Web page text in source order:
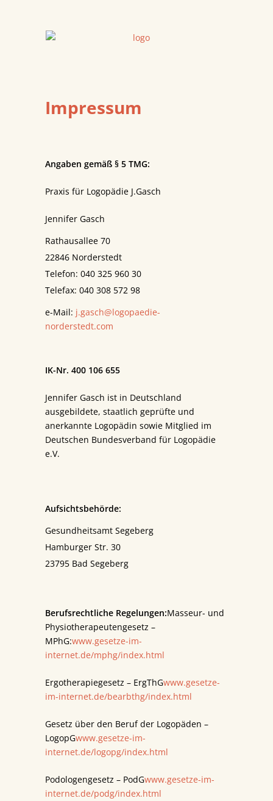
Impressum
Angaben gemäß § 5 TMG:
Praxis für Logopädie J.Gasch
Jennifer Gasch
Rathausallee 70
22846 Norderstedt
Telefon: 040 325 960 30
Telefax: 040 308 572 98
e-Mail: j.gasch@logopaedie-
norderstedt.com
IK-Nr. 400 106 655
Jennifer Gasch ist in Deutschland
ausgebildete, staatlich geprüfte und
anerkannte Logopädin sowie Mitglied im
Deutschen Bundesverband für Logopädie
e.V.
Aufsichtsbehörde:
Gesundheitsamt Segeberg
Hamburger Str. 30
23795 Bad Segeberg
Berufsrechtliche Regelungen:Masseur- und
Physiotherapeutengesetz –
MPhG:www.gesetze-im-
internet.de/mphg/index.html
Ergotherapiegesetz – ErgThGwww.gesetze-
im-internet.de/bearbthg/index.html
Gesetz über den Beruf der Logopäden –
LogopGwww.gesetze-im-
internet.de/logopg/index.html
Podologengesetz – PodGwww.gesetze-im-
internet.de/podg/index.html